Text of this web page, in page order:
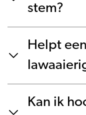
stem?
Helpt
Kan ik